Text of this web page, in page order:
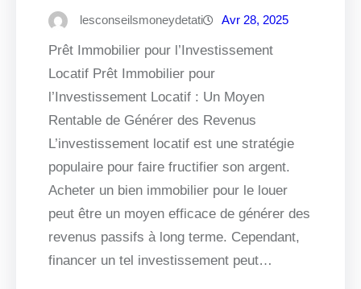
lesconseilsmoneydetati Avr 28, 2025
Prêt Immobilier pour l’Investissement
Locatif Prêt Immobilier pour
l’Investissement Locatif : Un Moyen
Rentable de Générer des Revenus
L’investissement locatif est une stratégie
populaire pour faire fructifier son argent.
Acheter un bien immobilier pour le louer
peut être un moyen efficace de générer des
revenus passifs à long terme. Cependant,
financer un tel investissement peut…